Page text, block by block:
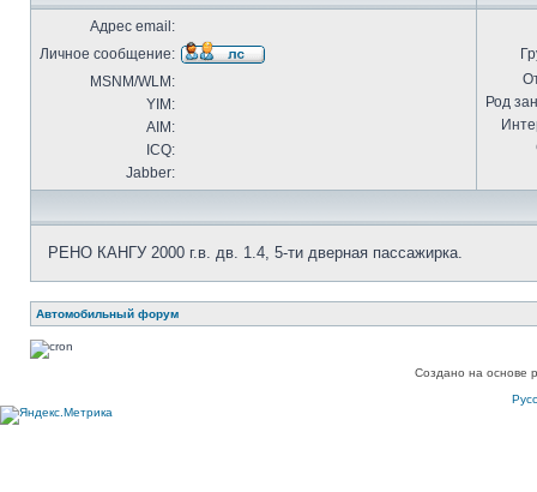
Адрес email:
Личное сообщение:
MSNM/WLM:
YIM:
AIM:
ICQ:
Jabber:
Род
РЕНО КАНГУ 2000 г.в. дв. 1.4, 5-ти дверная пассажирка.
Автомобильный форум
Создано на основе